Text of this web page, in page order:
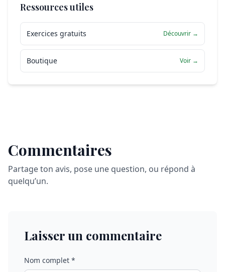
Ressources utiles
Exercices gratuits Découvrir →
Boutique Voir →
Commentaires
Partage ton avis, pose une question, ou répond à
quelqu’un.
Laisser un commentaire
Nom complet *